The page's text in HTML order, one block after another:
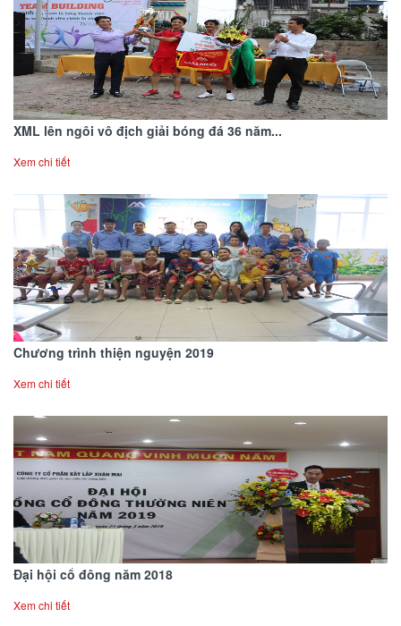
XML lên ngôi vô địch giải bóng đá 36 năm...
Xem chi tiết
Chương trình thiện nguyện 2019
Xem chi tiết
Đại hội cổ đông năm 2018
Xem chi tiết